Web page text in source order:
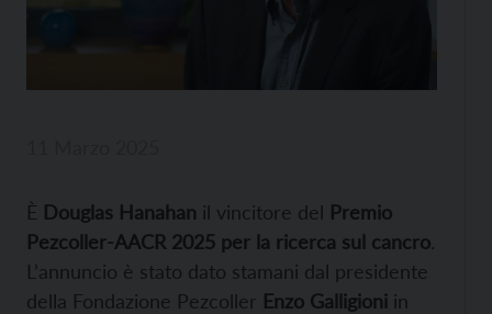
È Douglas Hanahan il vincitore del Premio
Pezcoller-AACR 2025 per la ricerca sul cancro.
L’annuncio è stato dato stamani dal presidente
della Fondazione Pezcoller Enzo Galligioni in